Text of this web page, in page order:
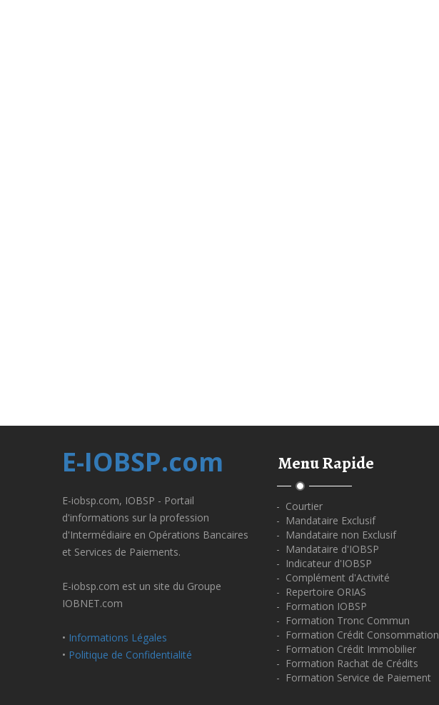
E-IOBSP.com
E-iobsp.com, IOBSP - Portail
d'informations sur la profession
d'Intermédiaire en Opérations Bancaires
et Services de Paiements.
E-iobsp.com est un site du Groupe
IOBNET.com
• Informations Légales
• Politique de Confidentialité
Menu Rapide
- Courtier
- Mandataire Exclusif
- Mandataire non Exclusif
- Mandataire d'IOBSP
- Indicateur d'IOBSP
- Complément d'Activité
- Repertoire ORIAS
- Formation IOBSP
- Formation Tronc Commun
- Formation Crédit Consommation
- Formation Crédit Immobilier
- Formation Rachat de Crédits
- Formation Service de Paiement